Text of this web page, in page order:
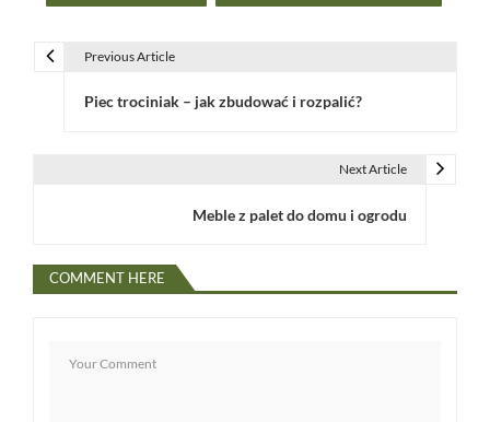
a
Previous Article
Piec trociniak – jak zbudować i rozpalić?
Next Article
Meble z palet do domu i ogrodu
COMMENT HERE